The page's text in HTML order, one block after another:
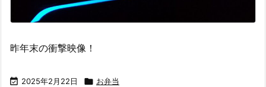
昨年末の衝撃映像！
 2025年2月22日  お弁当